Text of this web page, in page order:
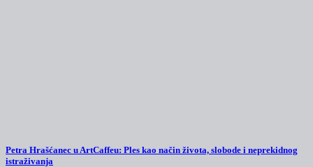
Petra Hrašćanec u ArtCaffeu: Ples kao način života, slobode i neprekidnog
istraživanja